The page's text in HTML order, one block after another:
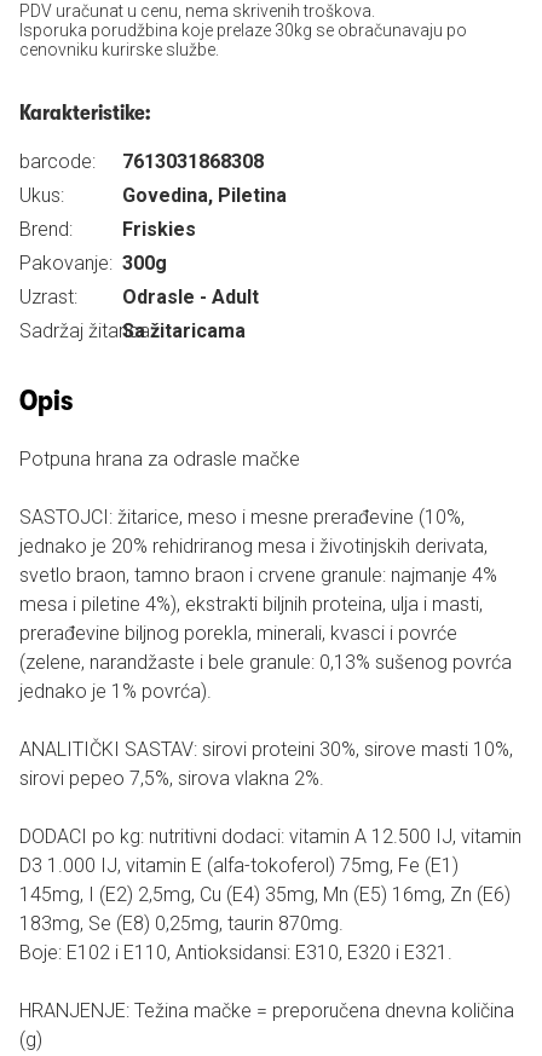
PDV uračunat u cenu, nema skrivenih troškova.
Isporuka porudžbina koje prelaze 30kg se obračunavaju po
cenovniku kurirske službe.
Karakteristike:
barcode:
7613031868308
Ukus:
Govedina, Piletina
Brend:
Friskies
Pakovanje: 300g
Uzrast:
Odrasle - Adult
Sadržaj žitarica:Sa žitaricama
Opis
Potpuna hrana za odrasle mačke
SASTOJCI: žitarice, meso i mesne prerađevine (10%,
jednako je 20% rehidriranog mesa i životinjskih derivata,
svetlo braon, tamno braon i crvene granule: najmanje 4%
mesa i piletine 4%), ekstrakti biljnih proteina, ulja i masti,
prerađevine biljnog porekla, minerali, kvasci i povrće
(zelene, narandžaste i bele granule: 0,13% sušenog povrća
jednako je 1% povrća).
ANALITIČKI SASTAV: sirovi proteini 30%, sirove masti 10%,
sirovi pepeo 7,5%, sirova vlakna 2%.
DODACI po kg: nutritivni dodaci: vitamin A 12.500 IJ, vitamin
D3 1.000 IJ, vitamin E (alfa-tokoferol) 75mg, Fe (E1)
145mg, I (E2) 2,5mg, Cu (E4) 35mg, Mn (E5) 16mg, Zn (E6)
183mg, Se (E8) 0,25mg, taurin 870mg.
Boje: E102 i E110, Antioksidansi: E310, E320 i E321.
HRANJENJE: Težina mačke = preporučena dnevna količina
(g)